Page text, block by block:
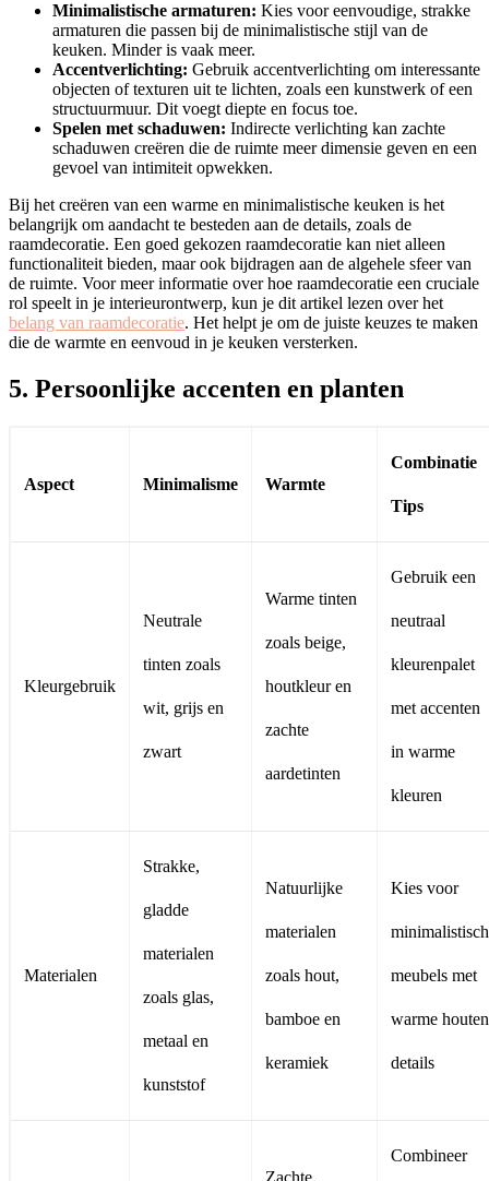
Minimalistische armaturen: Kies voor eenvoudige, strakke
armaturen die passen bij de minimalistische stijl van de
keuken. Minder is vaak meer.
Accentverlichting: Gebruik accentverlichting om interessante
objecten of texturen uit te lichten, zoals een kunstwerk of een
structuurmuur. Dit voegt diepte en focus toe.
Spelen met schaduwen: Indirecte verlichting kan zachte
schaduwen creëren die de ruimte meer dimensie geven en een
gevoel van intimiteit opwekken.
Bij het creëren van een warme en minimalistische keuken is het
belangrijk om aandacht te besteden aan de details, zoals de
raamdecoratie. Een goed gekozen raamdecoratie kan niet alleen
functionaliteit bieden, maar ook bijdragen aan de algehele sfeer van
de ruimte. Voor meer informatie over hoe raamdecoratie een cruciale
rol speelt in je interieurontwerp, kun je dit artikel lezen over het
belang van raamdecoratie. Het helpt je om de juiste keuzes te maken
die de warmte en eenvoud in je keuken versterken.
5. Persoonlijke accenten en planten
Aspect Minimalisme Warmte
Combinatie
Tips
Kleurgebruik
Neutrale
tinten zoals
wit, grijs en
zwart
Warme tinten
zoals beige,
houtkleur en
zachte
aardetinten
Gebruik een
neutraal
kleurenpalet
met accenten
in warme
kleuren
Materialen
Strakke,
gladde
materialen
zoals glas,
metaal en
kunststof
Natuurlijke
materialen
zoals hout,
bamboe en
keramiek
Kies voor
meubels met
warme houten
details
Zachte,
Combineer